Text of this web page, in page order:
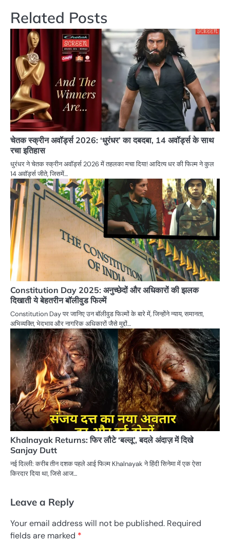
Related Posts
चेतक स्क्रीन अवॉर्ड्स 2026: ‘धुरंधर’ का दबदबा, 14 अवॉर्ड्स के साथ
रचा इतिहास
धुरंधर ने चेतक स्क्रीन अवॉर्ड्स 2026 में तहलका मचा दिया! आदित्य धर की फिल्म ने कुल
14 अवॉर्ड्स जीते, जिसमें…
Constitution Day 2025: अनुच्छेदों और अधिकारों की झलक
दिखाती ये बेहतरीन बॉलीवुड फिल्में
Constitution Day पर जानिए उन बॉलीवुड फिल्मों के बारे में, जिन्होंने न्याय, समानता,
अभिव्यक्ति, भेदभाव और नागरिक अधिकारों जैसे मुद्दों…
Khalnayak Returns: फिर लौटे ‘बल्लू’, बदले अंदाज़ में दिखे
Sanjay Dutt
नई दिल्ली: करीब तीन दशक पहले आई फिल्म Khalnayak ने हिंदी सिनेमा में एक ऐसा
किरदार दिया था, जिसे आज…
Leave a Reply
Your email address will not be published. Required
fields are marked *